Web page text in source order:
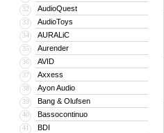
32 AudioQuest
33 AudioToys
34 AURALiC
35 Aurender
36 AVID
37 Axxess
38 Ayon Audio
39 Bang & Olufsen
40 Bassocontinuo
41 BDI